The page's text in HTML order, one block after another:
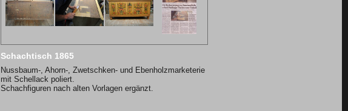
Schachtisch 1865
Nussbaum-, Ahorn-, Zwetschken- und Ebenholzmarketerie
mit Schellack poliert.
Schachfiguren nach alten Vorlagen ergänzt.